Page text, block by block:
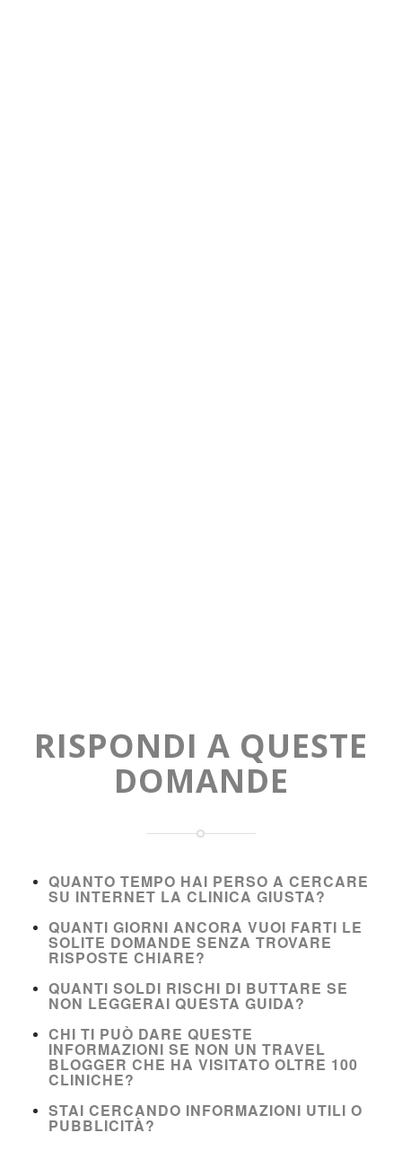
RISPONDI A QUESTE
DOMANDE
QUANTO TEMPO HAI PERSO A CERCARE
SU INTERNET LA CLINICA GIUSTA?
QUANTI GIORNI ANCORA VUOI FARTI LE
SOLITE DOMANDE SENZA TROVARE
RISPOSTE CHIARE?
QUANTI SOLDI RISCHI DI BUTTARE SE
NON LEGGERAI QUESTA GUIDA?
CHI TI PUÒ DARE QUESTE
INFORMAZIONI SE NON UN TRAVEL
BLOGGER CHE HA VISITATO OLTRE 100
CLINICHE?
STAI CERCANDO INFORMAZIONI UTILI O
PUBBLICITÀ?